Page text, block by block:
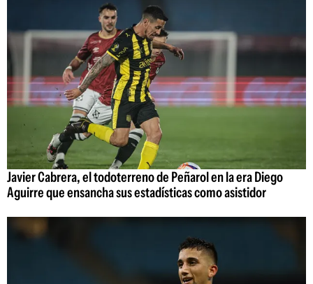
Javier Cabrera, el todoterreno de Peñarol en la era Diego
Aguirre que ensancha sus estadísticas como asistidor